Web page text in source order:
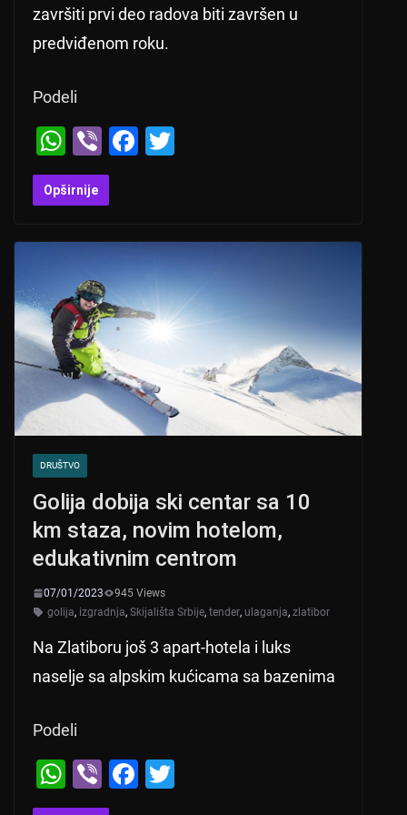
završiti prvi deo radova biti završen u
predviđenom roku.
Podeli
W
h
at
A
p
p
Vi
b
er
F
b
o
o
k
Opširnije
DRUŠTVO
Golija dobija ski centar sa 10
km staza, novim hotelom,
edukativnim centrom
07/01/2023
945 Views
golija, izgradnja, Skijališta Srbije, tender, ulaganja, zlatibor
Na Zlatiboru još 3 apart-hotela i luks
naselje sa alpskim kućicama sa bazenima
Podeli
W
h
Vi
b
F